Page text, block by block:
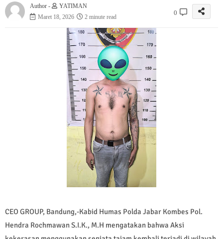
Author -
YATIMAN
Maret 18, 2026
2 minute read
0
CEO GROUP, Bandung,-Kabid Humas Polda Jabar Kombes Pol.
Hendra Rochmawan S.I.K., M.H mengatakan bahwa Aksi